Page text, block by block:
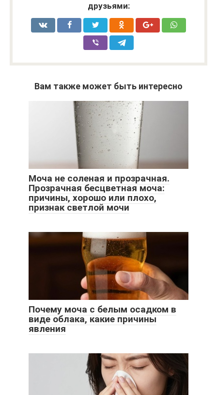
друзьями:
Вам также может быть интересно
Моча не соленая и прозрачная.
Прозрачная бесцветная моча:
причины, хорошо или плохо,
признак светлой мочи
Почему моча с белым осадком в
виде облака, какие причины
явления